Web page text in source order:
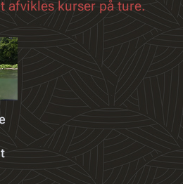
afvikles kurser på ture.